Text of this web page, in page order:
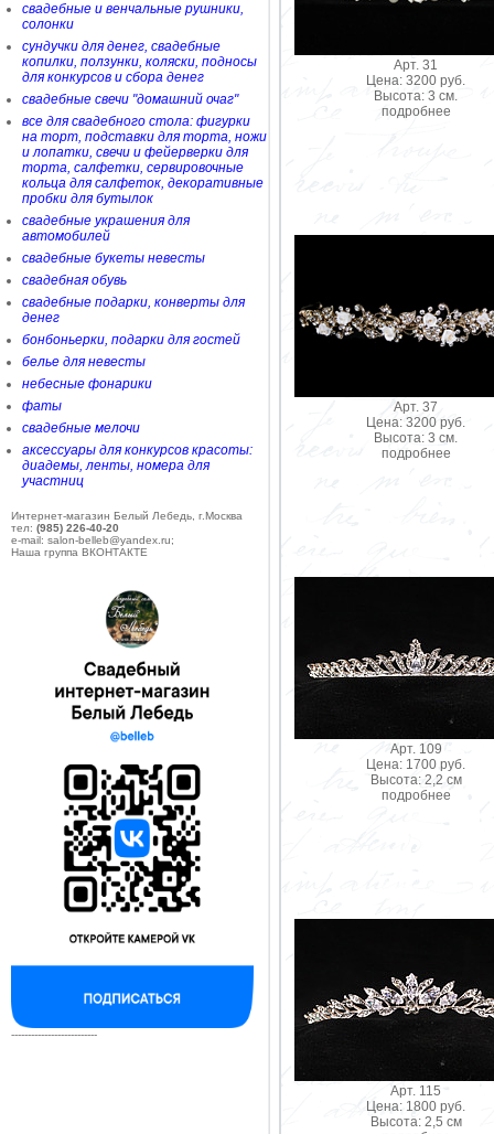
свадебные и венчальные рушники,
солонки
сундучки для денег, свадебные
копилки, ползунки, коляски, подносы
для конкурсов и сбора денег
свадебные свечи "домашний очаг"
все для свадебного стола: фигурки
на торт, подставки для торта, ножи
и лопатки, свечи и фейерверки для
торта, салфетки, сервировочные
кольца для салфеток, декоративные
пробки для бутылок
свадебные украшения для
автомобилей
свадебные букеты невесты
свадебная обувь
свадебные подарки, конверты для
денег
бонбоньерки, подарки для гостей
белье для невесты
небесные фонарики
фаты
свадебные мелочи
аксессуары для конкурсов красоты:
диадемы, ленты, номера для
участниц
Интернет-магазин Белый Лебедь, г.Москва
тел: (985) 226-40-20
e-mail: salon-belleb@yandex.ru;
Наша группа ВКОНТАКТЕ
--------------------------
Арт. 31
Цена: 3200 руб.
Высота: 3 см.
подробнее
Арт. 37
Цена: 3200 руб.
Высота: 3 см.
подробнее
Арт. 109
Цена: 1700 руб.
Высота: 2,2 см
подробнее
Арт. 115
Цена: 1800 руб.
Высота: 2,5 см